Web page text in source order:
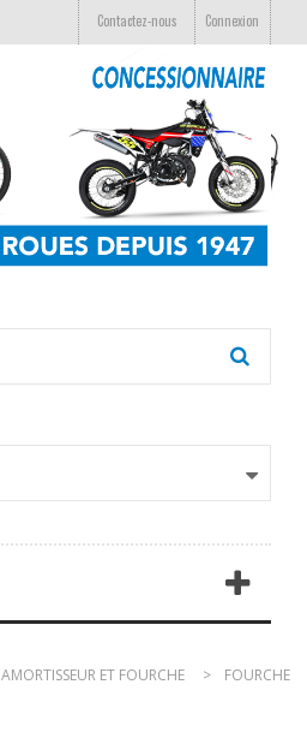
Connexion
Contactez-nous
AMORTISSEUR ET FOURCHE >
FOURCHE